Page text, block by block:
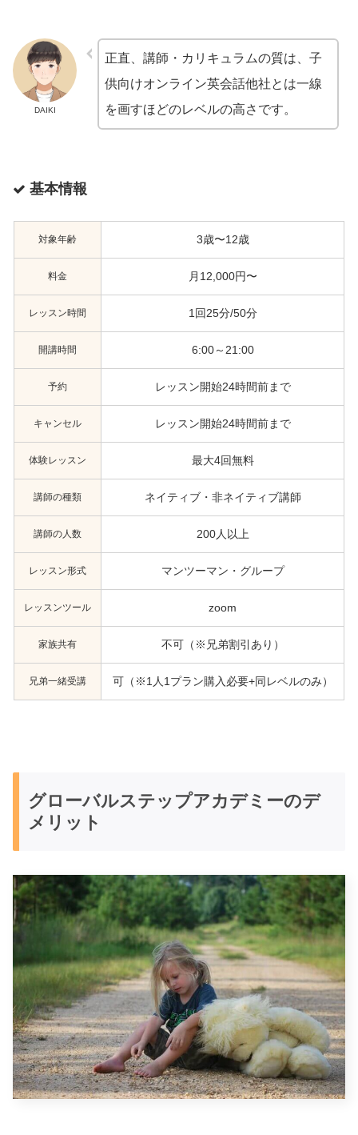
DAIKI
正直、講師・カリキュラムの質は、子
供向けオンライン英会話他社とは一線
を画すほどのレベルの高さです。
基本情報
対象年齢 3歳〜12歳
料金 月12,000円〜
レッスン時間 1回25分/50分
開講時間 6:00～21:00
予約 レッスン開始24時間前まで
キャンセル レッスン開始24時間前まで
体験レッスン 最大4回無料
講師の種類 ネイティブ・非ネイティブ講師
講師の人数 200人以上
レッスン形式 マンツーマン・グループ
レッスンツール zoom
家族共有 不可（※兄弟割引あり）
兄弟一緒受講 可（※1人1プラン購入必要+同レベルのみ）
グローバルステップアカデミーのデ
メリット